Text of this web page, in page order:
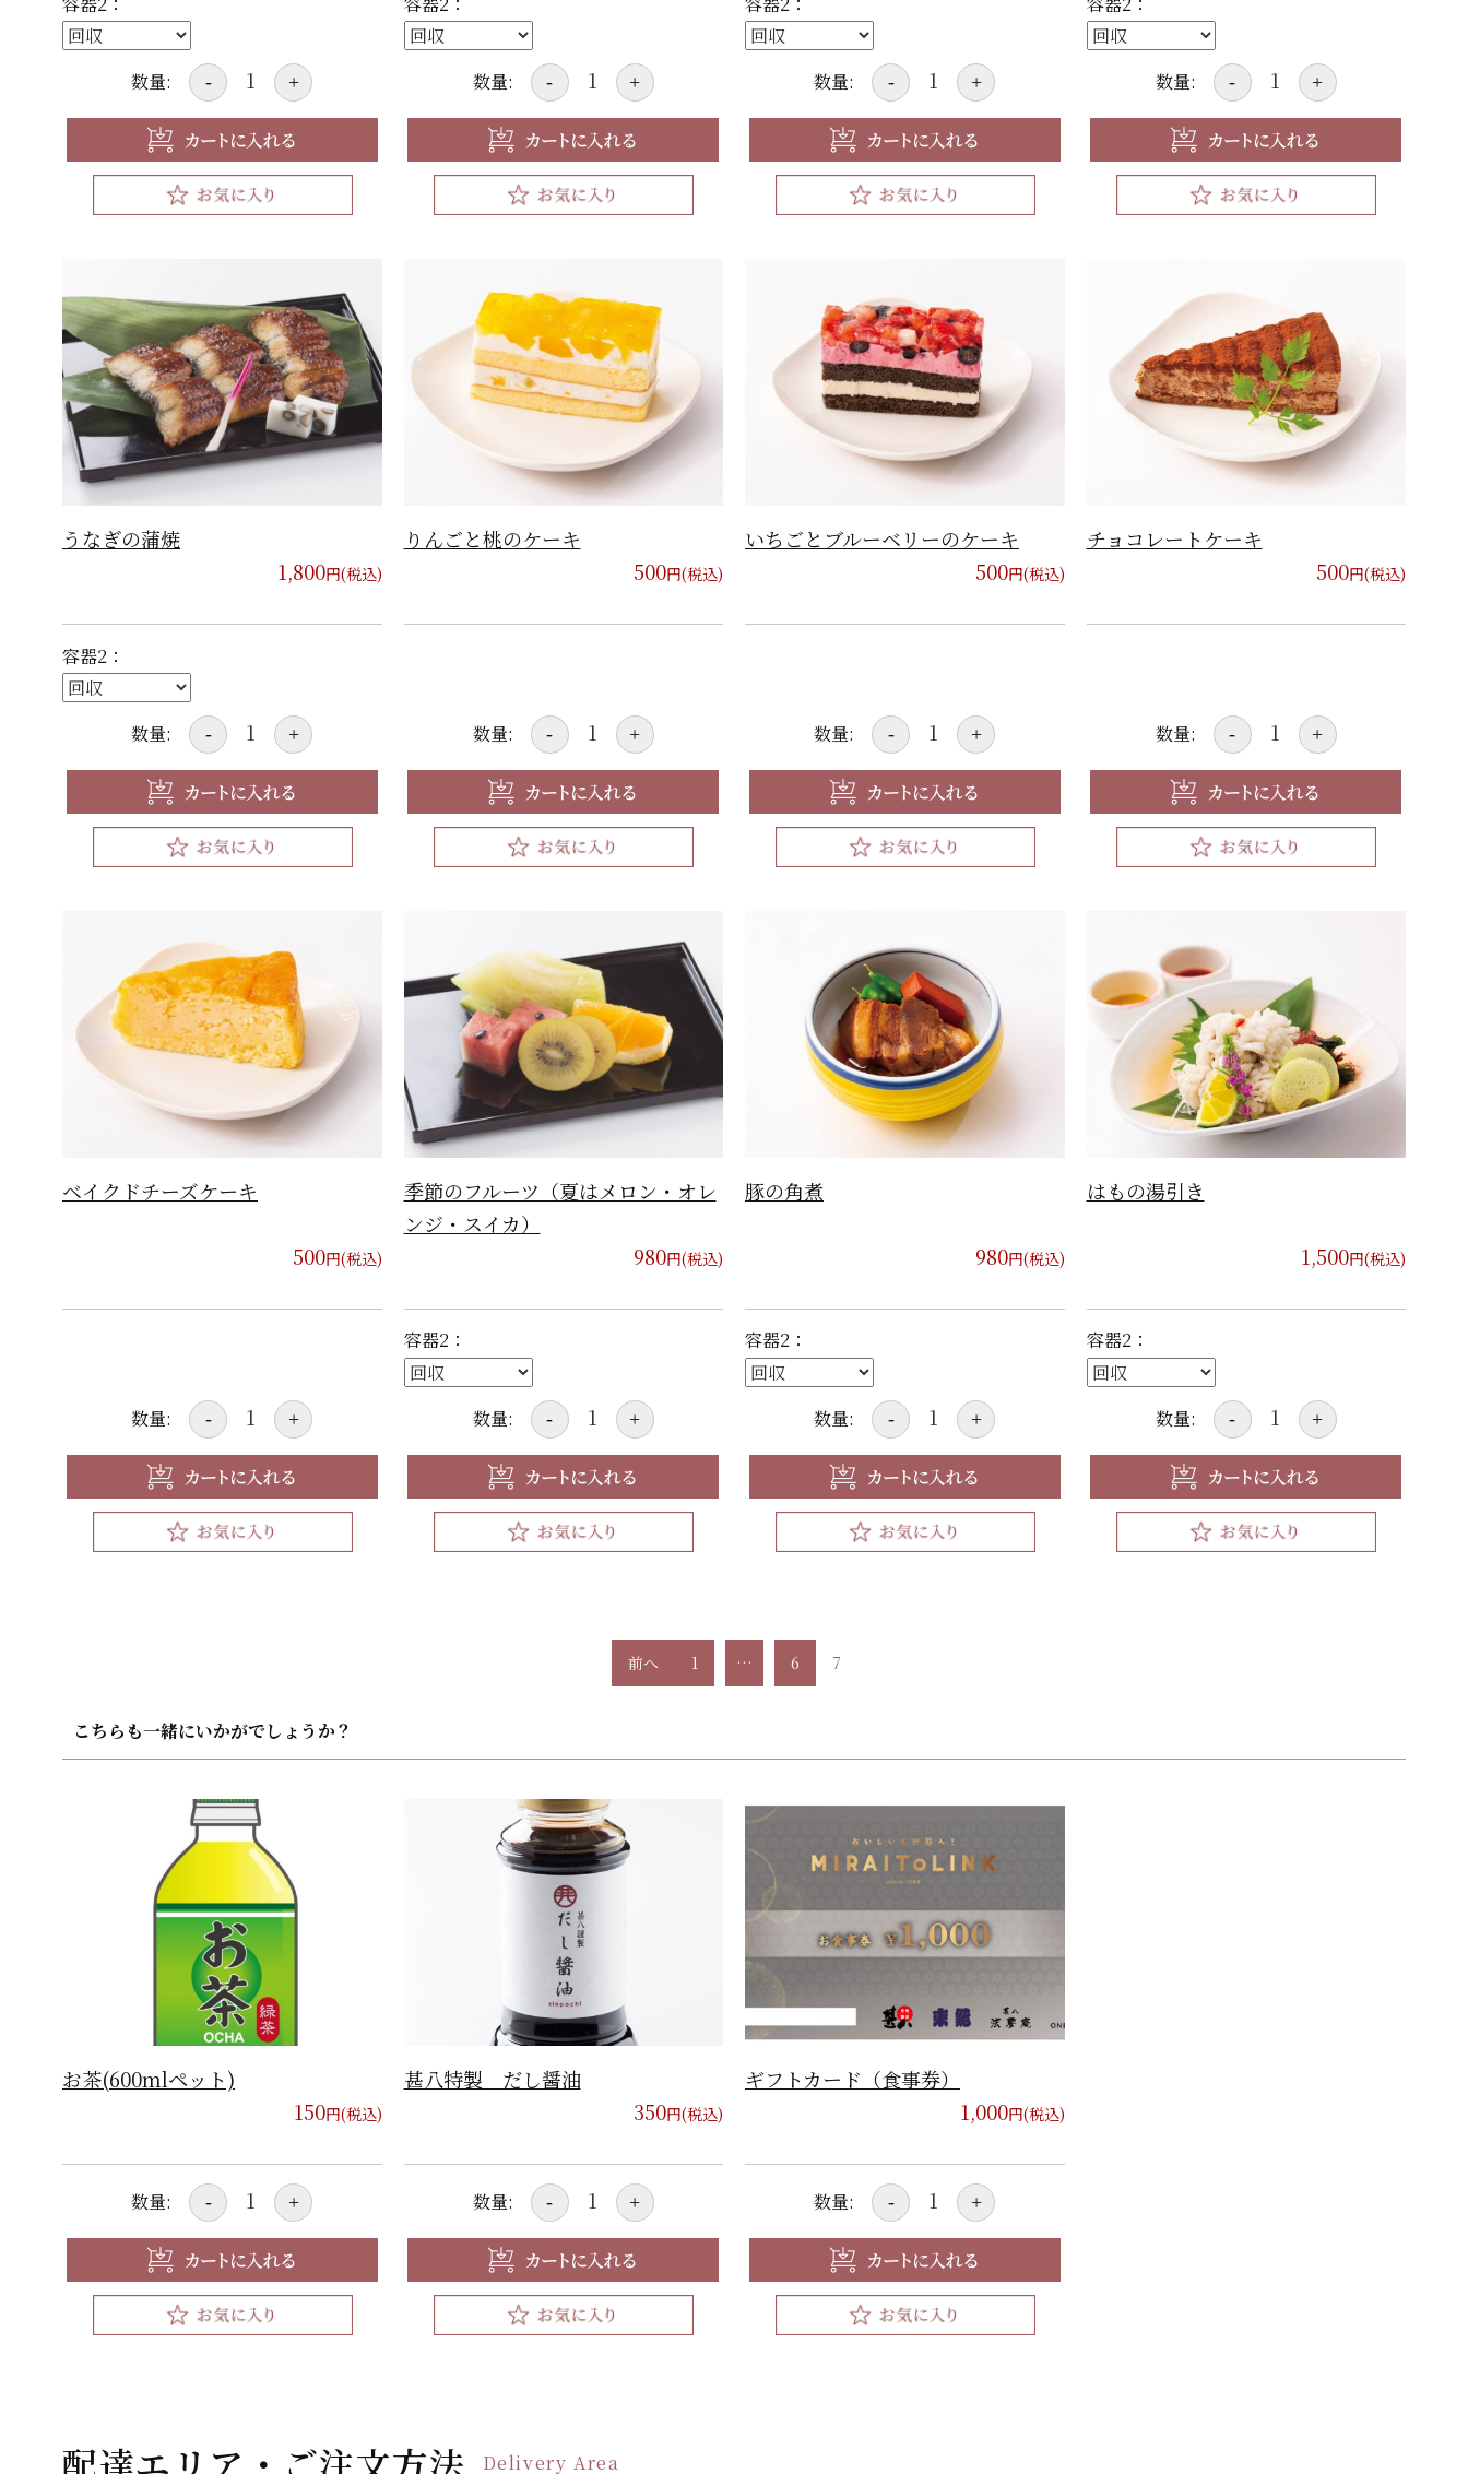
数量: - + 数量: - + 数量: - + 数量: - +
うなぎの蒲焼
1,800円(税込)
容器2：
数量: - +
りんごと桃のケーキ
500円(税込)
数量: - +
いちごとブルーベリーのケーキ
500円(税込)
数量: - +
チョコレートケーキ
500円(税込)
数量: - +
ベイクドチーズケーキ
500円(税込)
数量: - +
季節のフルーツ（夏はメロン・オレ
ンジ・スイカ）
980円(税込)
容器2：
数量: - +
豚の角煮
980円(税込)
容器2：
数量: - +
はもの湯引き
1,500円(税込)
容器2：
数量: - +
ビ
前へ 1 … 6 7
こちらも一緒にいかがでしょうか？
お茶(600mlペット)
150円(税込)
数量: - +
甚八特製 だし醤油
350円(税込)
数量: - +
ギフトカード（食事券）
1,000円(税込)
数量: - +
配達エリア・ご注文方法 Delivery Area